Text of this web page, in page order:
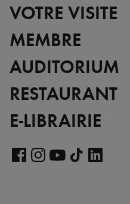
VOTRE VISITE
MEMBRE
AUDITORIUM
RESTAURANT
E-LIBRAIRIE